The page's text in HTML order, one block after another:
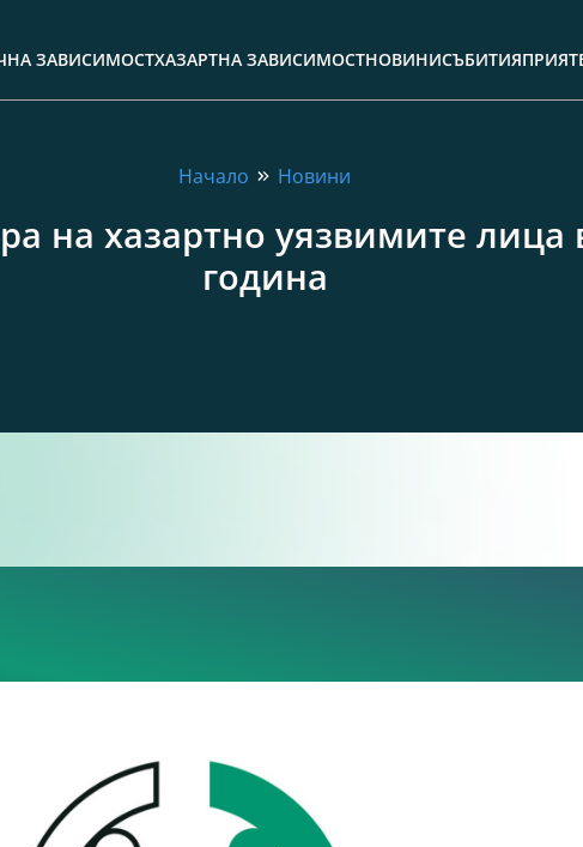
ЗАВИСИМОСТХАЗАРТНА ЗАВИСИМОСТНОВИНИСЪБИТИЯ
Начало Новини
на хазартно уязвимите
година